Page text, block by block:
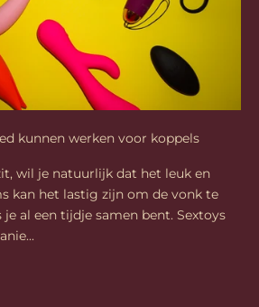
kunnen werken voor koppels
wil je natuurlijk dat het leuk en
kan het lastig zijn om de vonk te
je al een tijdje samen bent. Sextoys